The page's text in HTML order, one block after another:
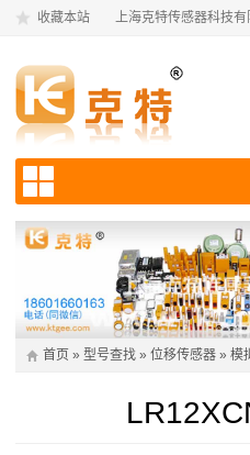
收藏本站 上海克特传感器科技有
首页 » 型号查找 » 位移传感器 » 模